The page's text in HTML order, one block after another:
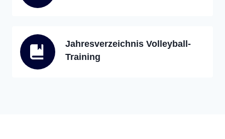
Jahresverzeichnis Volleyball-
Training